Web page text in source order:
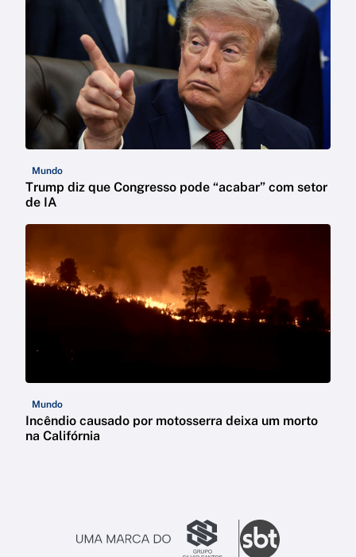
Mundo
Trump diz que Congresso pode “acabar” com setor
de IA
Mundo
Incêndio causado por motosserra deixa um morto
na Califórnia